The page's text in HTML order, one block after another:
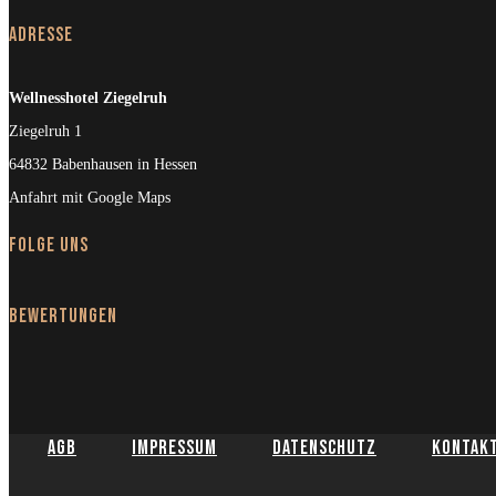
Adresse
Wellnesshotel Ziegelruh
Ziegelruh 1
64832 Babenhausen in Hessen
Anfahrt mit Google Maps
Folge uns
Bewertungen
AGB Impressum Datenschutz